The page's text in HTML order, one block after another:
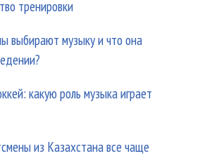
тренировки
выбирают музыку и что она
какую роль музыка играет
из Казахстана все чаще